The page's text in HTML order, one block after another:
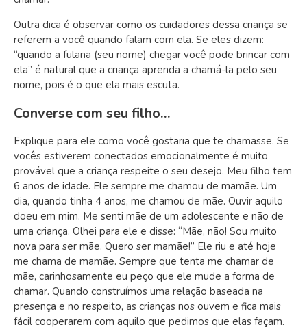
Outra dica é observar como os cuidadores dessa criança se
referem a você quando falam com ela. Se eles dizem:
“quando a fulana (seu nome) chegar você pode brincar com
ela” é natural que a criança aprenda a chamá-la pelo seu
nome, pois é o que ela mais escuta.
Converse com seu filho…
Explique para ele como você gostaria que te chamasse. Se
vocês estiverem conectados emocionalmente é muito
provável que a criança respeite o seu desejo. Meu filho tem
6 anos de idade. Ele sempre me chamou de mamãe. Um
dia, quando tinha 4 anos, me chamou de mãe. Ouvir aquilo
doeu em mim. Me senti mãe de um adolescente e não de
uma criança. Olhei para ele e disse: “Mãe, não! Sou muito
nova para ser mãe. Quero ser mamãe!” Ele riu e até hoje
me chama de mamãe. Sempre que tenta me chamar de
mãe, carinhosamente eu peço que ele mude a forma de
chamar. Quando construímos uma relação baseada na
presença e no respeito, as crianças nos ouvem e fica mais
fácil cooperarem com aquilo que pedimos que elas façam.